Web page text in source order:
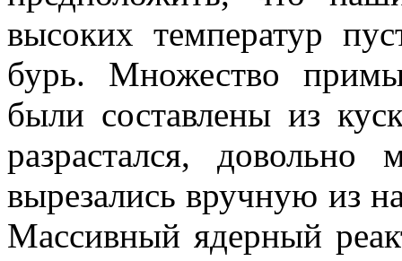
высоких температур
бурь. Множество
были составлены из
разрастался,
вырезались вручную из
Массивный ядерный